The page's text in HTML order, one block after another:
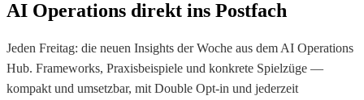
AI Operations direkt ins Postfach
Jeden Freitag: die neuen Insights der Woche aus dem AI Operations
Hub. Frameworks, Praxisbeispiele und konkrete Spielzüge —
kompakt und umsetzbar, mit Double Opt-in und jederzeit